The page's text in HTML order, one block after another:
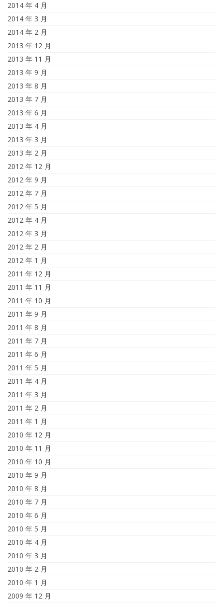
2014 年 4 月
2014 年 3 月
2014 年 2 月
2013 年 12 月
2013 年 11 月
2013 年 9 月
2013 年 8 月
2013 年 7 月
2013 年 6 月
2013 年 4 月
2013 年 3 月
2013 年 2 月
2012 年 12 月
2012 年 9 月
2012 年 7 月
2012 年 5 月
2012 年 4 月
2012 年 3 月
2012 年 2 月
2012 年 1 月
2011 年 12 月
2011 年 11 月
2011 年 10 月
2011 年 9 月
2011 年 8 月
2011 年 7 月
2011 年 6 月
2011 年 5 月
2011 年 4 月
2011 年 3 月
2011 年 2 月
2011 年 1 月
2010 年 12 月
2010 年 11 月
2010 年 10 月
2010 年 9 月
2010 年 8 月
2010 年 7 月
2010 年 6 月
2010 年 5 月
2010 年 4 月
2010 年 3 月
2010 年 2 月
2010 年 1 月
2009 年 12 月